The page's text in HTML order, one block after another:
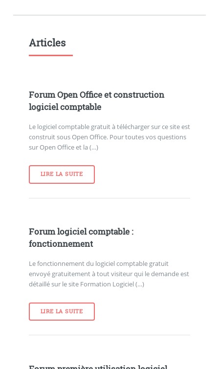
Articles
Forum Open Office et construction
logiciel comptable
Le logiciel comptable gratuit à télécharger sur ce site est
construit sous Open Office. Pour toutes vos questions
sur Open Office et la (…)
LIRE LA SUITE
Forum logiciel comptable :
fonctionnement
Le fonctionnement du logiciel comptable gratuit
envoyé gratuitement à tout visiteur qui le demande est
détaillé sur le site Formation Logiciel (…)
LIRE LA SUITE